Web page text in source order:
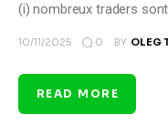
(i) nombreux traders
10/11/2025 0 BY OLEG
READ MORE